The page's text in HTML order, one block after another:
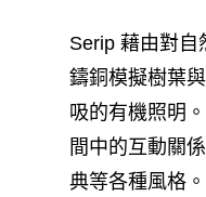
Serip 藉由對自
鑄銅模擬樹葉
吸的有機照明
間中的互動關
典等各種風格